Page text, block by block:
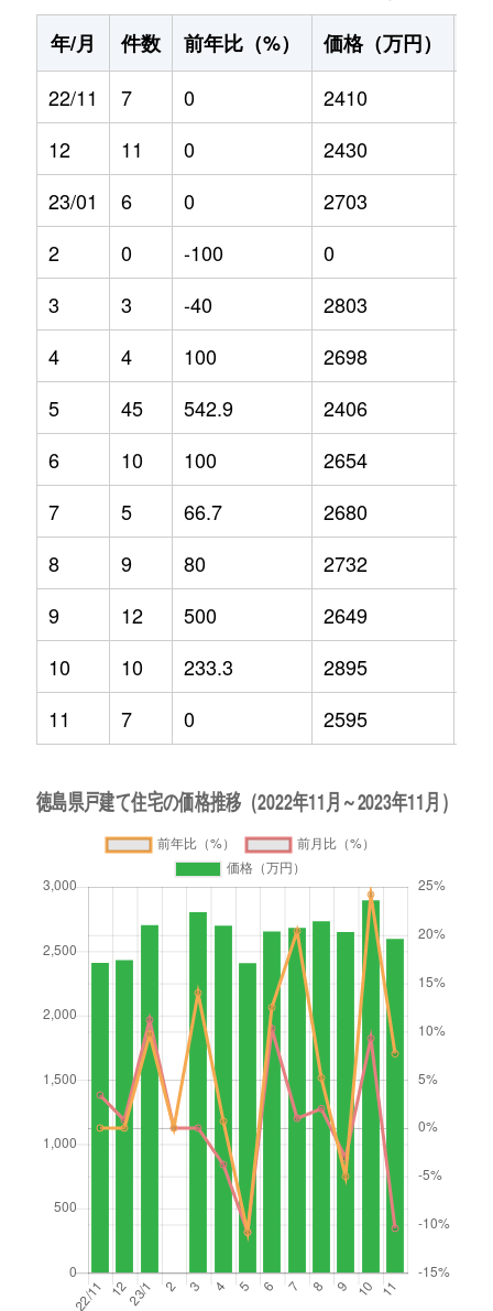
年/月
件数 前年比（%） 価格（万円）
22/11
7 0 2410
12
11 0 2430
23/01
6 0 2703
2
0 -100 0
3
3 -40 2803
4
4 100 2698
5
45 542.9 2406
6
10 100 2654
7
5 66.7 2680
8
9 80 2732
9
12 500 2649
10
10 233.3 2895
11
7 0 2595